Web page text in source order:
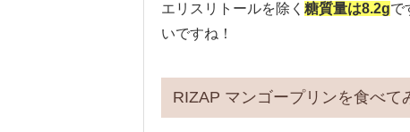
エリスリトールを除く 糖質量は8.2gで
いですね！
RIZAP マンゴープリンを食べて